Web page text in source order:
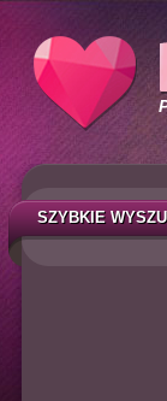
SZYBKIE